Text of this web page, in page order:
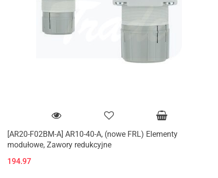
[AR20-F02BM-A] AR10-40-A, (nowe FRL) Elementy
modułowe, Zawory redukcyjne
194.97